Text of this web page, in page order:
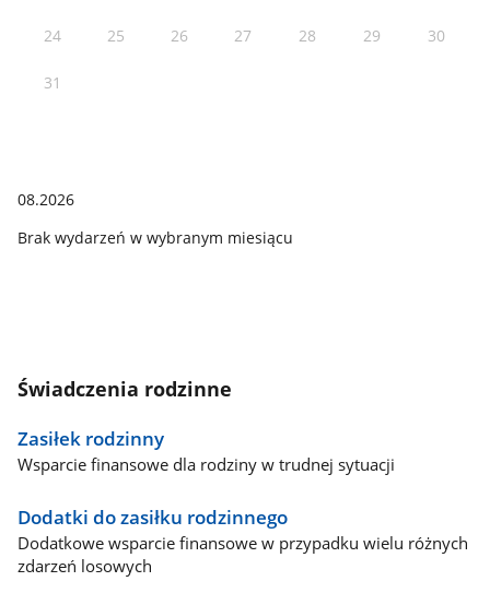
24 25 26 27 28 29 30
31
08.2026
Brak wydarzeń w wybranym miesiącu
Świadczenia rodzinne
Zasiłek rodzinny
Wsparcie finansowe dla rodziny w trudnej sytuacji
Dodatki do zasiłku rodzinnego
Dodatkowe wsparcie finansowe w przypadku wielu różnych
zdarzeń losowych